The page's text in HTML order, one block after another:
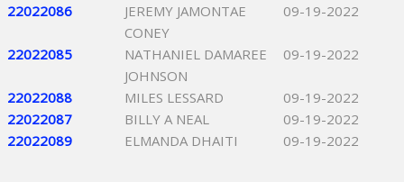
22022086
JEREMY JAMONTAE
CONEY
09-19-2022
22022085
NATHANIEL DAMAREE
JOHNSON
09-19-2022
22022088 MILES LESSARD
09-19-2022
22022087
BILLY A NEAL
09-19-2022
22022089
ELMANDA DHAITI 09-19-2022